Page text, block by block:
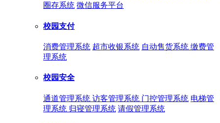
圈存系统 微信服务平台
校园支付
消费管理系统 超市收银系统 自动售货系统 缴费管
理系统
校园安全
通道管理系统 访客管理系统 门控管理系统 电梯管
理系统 归寝管理系统 请假管理系统